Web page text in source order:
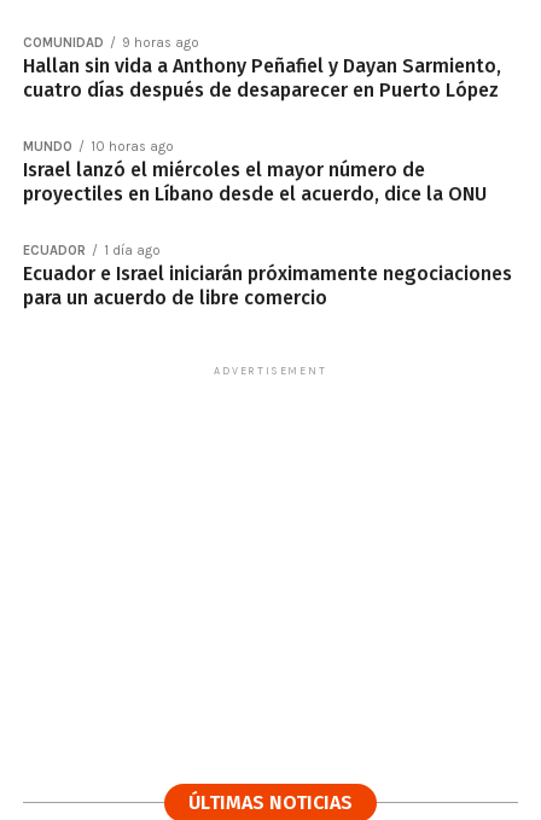
COMUNIDAD 9 horas ago
Hallan sin vida a Anthony Peñafiel y Dayan Sarmiento,
cuatro días después de desaparecer en Puerto López
MUNDO 10 horas ago
Israel lanzó el miércoles el mayor número de
proyectiles en Líbano desde el acuerdo, dice la ONU
ECUADOR 1 día ago
Ecuador e Israel iniciarán próximamente negociaciones
para un acuerdo de libre comercio
ADVERTISEMENT
ÚLTIMAS NOTICIAS